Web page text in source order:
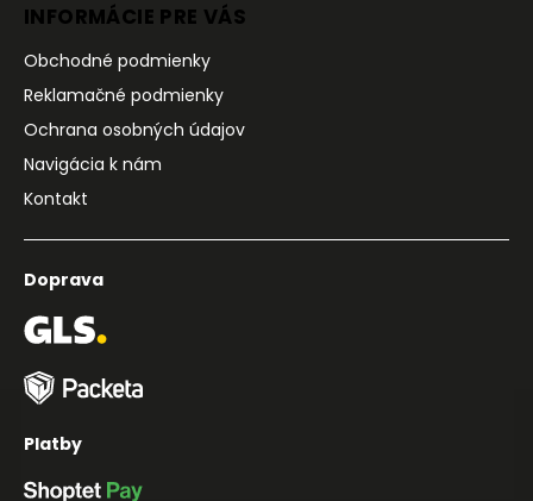
INFORMÁCIE PRE VÁS
Obchodné podmienky
Reklamačné podmienky
Ochrana osobných údajov
Navigácia k nám
Kontakt
Doprava
Platby